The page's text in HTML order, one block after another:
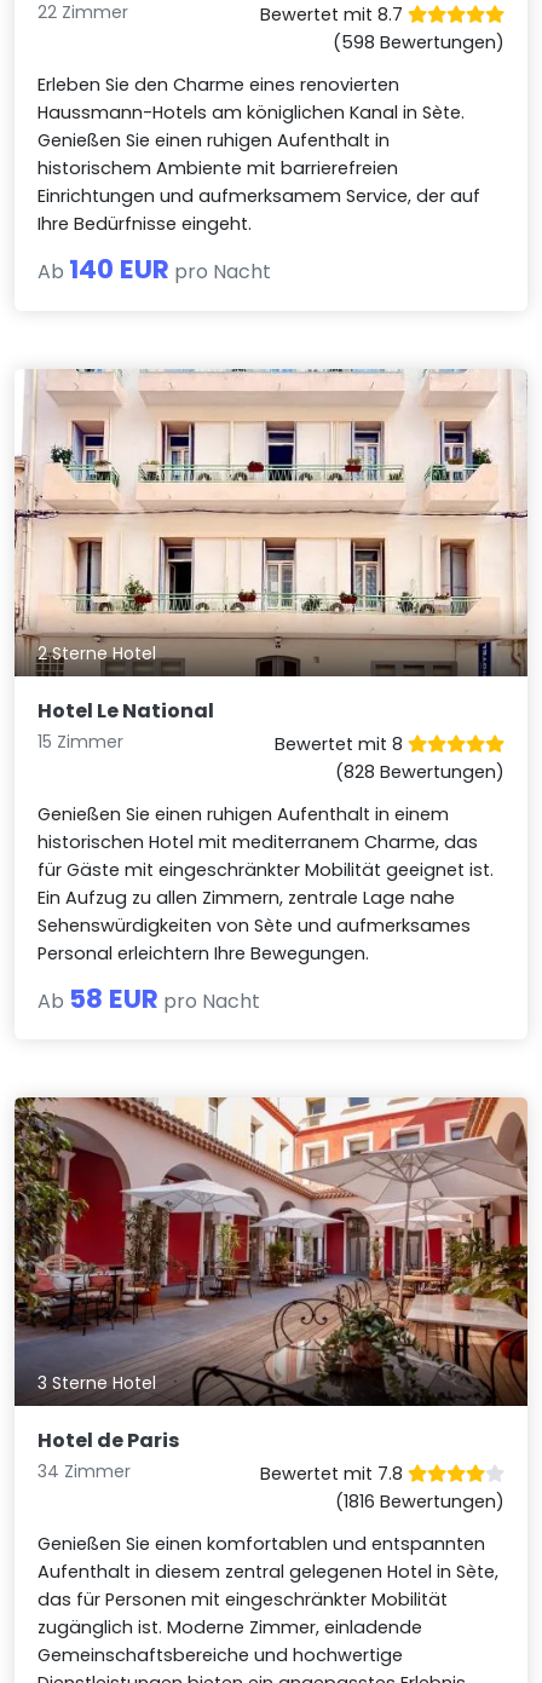
22 Zimmer
Bewertet mit 8.7
(598 Bewertungen)
Erleben Sie den Charme eines renovierten
Haussmann-Hotels am königlichen Kanal in Sète.
Genießen Sie einen ruhigen Aufenthalt in
historischem Ambiente mit barrierefreien
Einrichtungen und aufmerksamem Service, der auf
Ihre Bedürfnisse eingeht.
Ab 140 EUR pro Nacht
2 Sterne Hotel
Hotel Le National
15 Zimmer
Bewertet mit 8
(828 Bewertungen)
Genießen Sie einen ruhigen Aufenthalt in einem
historischen Hotel mit mediterranem Charme, das
für Gäste mit eingeschränkter Mobilität geeignet ist.
Ein Aufzug zu allen Zimmern, zentrale Lage nahe
Sehenswürdigkeiten von Sète und aufmerksames
Personal erleichtern Ihre Bewegungen.
Ab 58 EUR pro Nacht
3 Sterne Hotel
Hotel de Paris
34 Zimmer
Bewertet mit 7.8
(1816 Bewertungen)
Genießen Sie einen komfortablen und entspannten
Aufenthalt in diesem zentral gelegenen Hotel in Sète,
das für Personen mit eingeschränkter Mobilität
zugänglich ist. Moderne Zimmer, einladende
Gemeinschaftsbereiche und hochwertige